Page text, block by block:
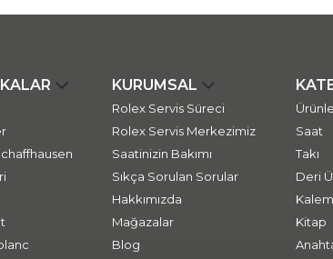
KURUMSAL
Rolex Servis Süreci
Rolex Servis Merkezimiz
Saatinizin Bakımı
Sıkça Sorulan Sorular
Hakkımızda
Mağazalar
Blog
Saat
Takı
Deri
Kalem
Kitap